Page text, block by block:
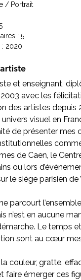
/ Portrait
: 5
: 2020
et enseignant,
avec les
des artistes depuis
visuel en
de présenter mes
de Caen, le
ou lors
le siège parisien de
parcourt
n’est en aucune
Le temps et
sont au cœur
couleur, gratte,
faire émerger ces